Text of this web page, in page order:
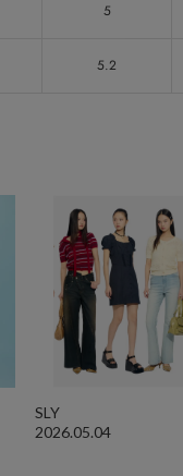
5
5.2
2026.05.04
SLY